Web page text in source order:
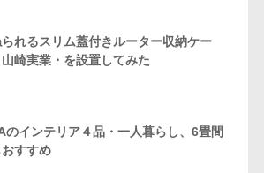
れるスリム蓋付きルーター収納ケー
崎実業・を設置してみた
のインテリア４品・一人暮らし、6畳間
すすめ